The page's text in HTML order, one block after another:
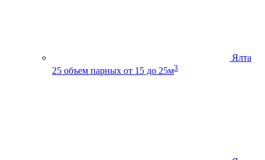
Ялта
25 объем парных от 15 до 25м3